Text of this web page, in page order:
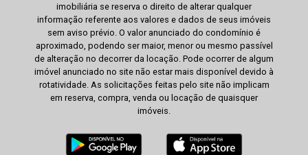
imobiliária se reserva o direito de alterar qualquer
informação referente aos valores e dados de seus imóveis
sem aviso prévio. O valor anunciado do condomínio é
aproximado, podendo ser maior, menor ou mesmo passível
de alteração no decorrer da locação. Pode ocorrer de algum
imóvel anunciado no site não estar mais disponível devido à
rotatividade. As solicitações feitas pelo site não implicam
em reserva, compra, venda ou locação de quaisquer
imóveis.